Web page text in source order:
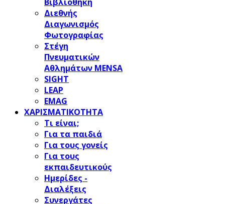
Διεθνής
Διαγωνισμός
Φωτογραφίας
Στέγη
Πνευματικών
Αθλημάτων MENSA
SIGHT
LEAP
EMAG
ΧΑΡΙΣΜΑΤΙΚΟΤΗΤΑ
Τι είναι;
Για τα παιδιά
Για τους γονείς
Για τους
εκπαιδευτικούς
Ημερίδες -
Διαλέξεις
Συνεργάτες